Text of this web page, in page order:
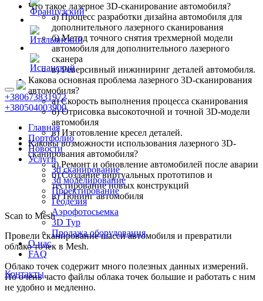
+380673831972
+380504003900
Главная
Портфолио
Новости
Услуги
3d сканирование
3d моделирование
Проектирование
Геодезия
Аэрофотосьемка
3D Тур
Продажа оборудования
О нас
FAQ
Контакты
Что такое лазерное 3D-сканирование автомобиля?
а) Процесс разработки дизайна автомобиля для
дополнительного лазерного сканирования
б) Метод точного снятия трехмерной модели
автомобиля для дополнительного лазерного
сканера
в) Реверсивный инжиниринг деталей автомобиля.
Какова основная проблема лазерного 3D-сканирования
автомобиля?
а) Скорость выполнения процесса сканирования
б) Отрисовка высокоточной и точной 3D-модели
автомобиля
в) Изготовление кресел деталей.
Каковы возможности использования лазерного 3D-
сканирования автомобиля?
а) Ремонт и обновление автомобилей после аварии
б) Создание виртуальных прототипов и
тестирование новых конструкций
в) Тюнинг автомобиля
Scan to Mesh
Провели сканирование шасси автомобиля и превратили
облако точек в Mesh.
Облако точек содержит много полезных данных измерений.
Но очень часто файлы облака точек большие и работать с ним
не удобно и медленно.